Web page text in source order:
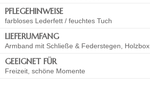
PFLEGEHINWEISE
farbloses Lederfett / feuchtes Tuch
LIEFERUMFANG
Armband mit Schließe & Federstegen, Holzbox
GEEIGNET FÜR
Freizeit, schöne Momente